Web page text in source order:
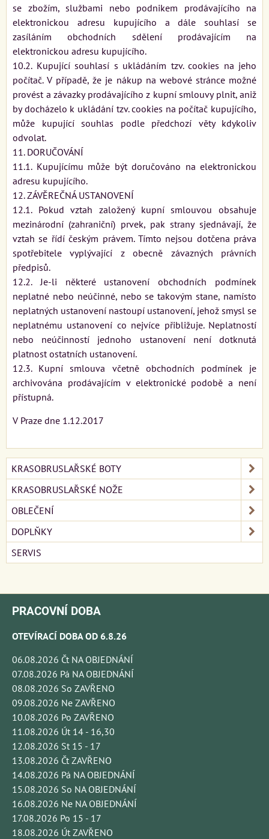
se zbožím, službami nebo podnikem prodávajícího na
elektronickou adresu kupujícího a dále souhlasí se
zasíláním obchodních sdělení prodávajícím na
elektronickou adresu kupujícího.
10.2. Kupující souhlasí s ukládáním tzv. cookies na jeho
počítač. V případě, že je nákup na webové stránce možné
provést a závazky prodávajícího z kupní smlouvy plnit, aniž
by docházelo k ukládání tzv. cookies na počítač kupujícího,
může kupující souhlas podle předchozí věty kdykoliv
odvolat.
11. DORUČOVÁNÍ
11.1. Kupujícímu může být doručováno na elektronickou
adresu kupujícího.
12. ZÁVĚREČNÁ USTANOVENÍ
12.1. Pokud vztah založený kupní smlouvou obsahuje
mezinárodní (zahraniční) prvek, pak strany sjednávají, že
vztah se řídí českým právem. Tímto nejsou dotčena práva
spotřebitele vyplývající z obecně závazných právních
předpisů.
12.2. Je-li některé ustanovení obchodních podmínek
neplatné nebo neúčinné, nebo se takovým stane, namísto
neplatných ustanovení nastoupí ustanovení, jehož smysl se
neplatnému ustanovení co nejvíce přibližuje. Neplatností
nebo neúčinností jednoho ustanovení není dotknutá
platnost ostatních ustanovení.
12.3. Kupní smlouva včetně obchodních podmínek je
archivována prodávajícím v elektronické podobě a není
přístupná.
V Praze dne 1.12.2017 ​
KRASOBRUSLAŘSKÉ BOTY
KRASOBRUSLAŘSKÉ NOŽE
OBLEČENÍ
DOPLŇKY
SERVIS
PRACOVNÍ DOBA
OTEVÍRACÍ DOBA OD 6.8.26
06.08.2026 Čt NA OBJEDNÁNÍ
07.08.2026 Pá NA OBJEDNÁNÍ
08.08.2026 So ZAVŘENO
09.08.2026 Ne ZAVŘENO
10.08.2026 Po ZAVŘENO
11.08.2026 Út 14 - 16,30
12.08.2026 St 15 - 17
13.08.2026 Čt ZAVŘENO
14.08.2026 Pá NA OBJEDNÁNÍ
15.08.2026 So NA OBJEDNÁNÍ
16.08.2026 Ne NA OBJEDNÁNÍ
17.08.2026 Po 15 - 17
18.08.2026 Út ZAVŘENO